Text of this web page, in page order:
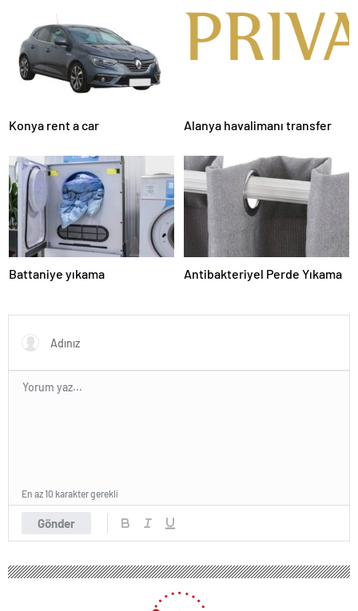
Konya rent a car Alanya havalimanı transfer
Battaniye yıkama Antibakteriyel Perde Yıkama
Gönder
En az 10 karakter gerekli